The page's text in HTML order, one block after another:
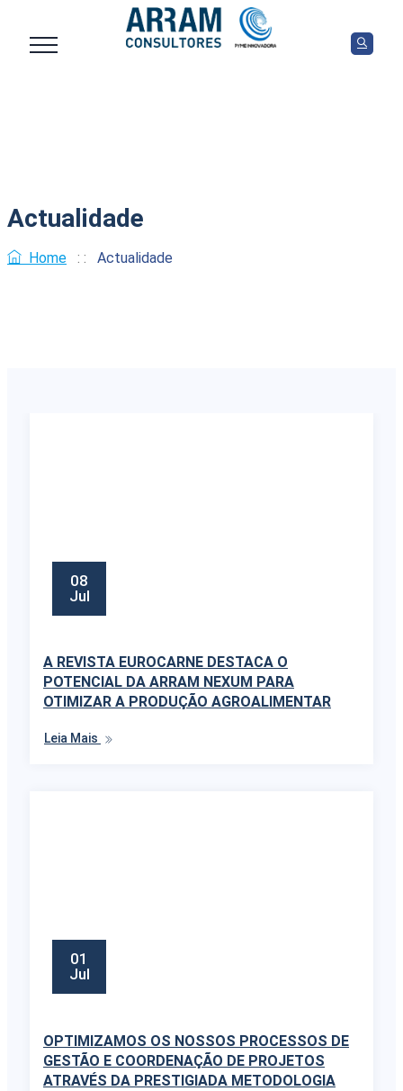
Actualidade
Home : : Actualidade
08
Jul
A REVISTA EUROCARNE DESTACA O
POTENCIAL DA ARRAM NEXUM PARA
OTIMIZAR A PRODUÇÃO AGROALIMENTAR
Leia Mais
01
Jul
OPTIMIZAMOS OS NOSSOS PROCESSOS DE
GESTÃO E COORDENAÇÃO DE PROJETOS
ATRAVÉS DA PRESTIGIADA METODOLOGIA